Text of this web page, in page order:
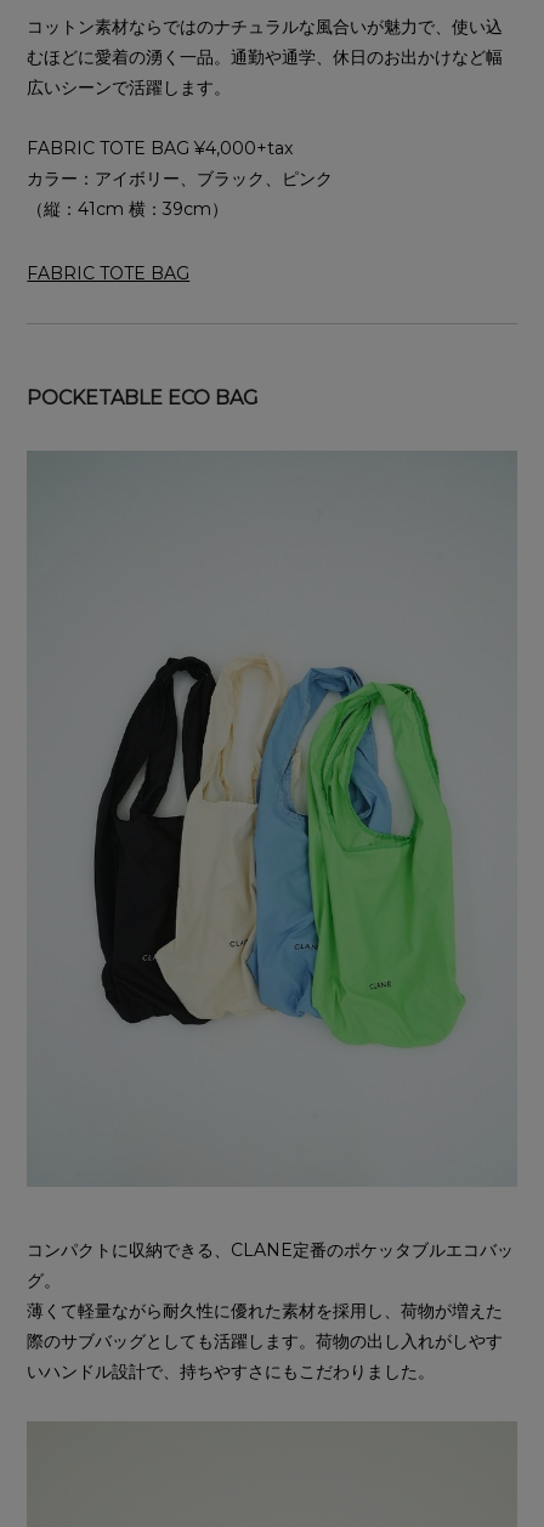
コットン素材ならではのナチュラルな風合いが魅力で、使い込
むほどに愛着の湧く一品。通勤や通学、休日のお出かけなど幅
広いシーンで活躍します。
FABRIC TOTE BAG ¥4,000+tax
カラー：アイボリー、ブラック、ピンク
（縦：41cm 横：39cm）
FABRIC TOTE BAG
POCKETABLE ECO BAG
コンパクトに収納できる、CLANE定番のポケッタブルエコバッ
グ。
薄くて軽量ながら耐久性に優れた素材を採用し、荷物が増えた
際のサブバッグとしても活躍します。荷物の出し入れがしやす
いハンドル設計で、持ちやすさにもこだわりました。